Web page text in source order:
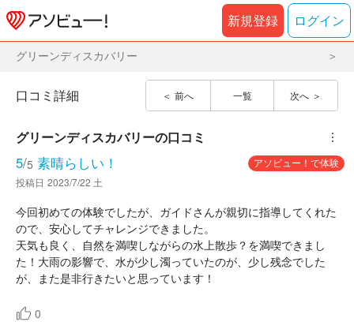
新規登録 ログイン
グリーンディスカバリー
前へ 一覧 次へ
口コミ詳細
グリーンディスカバリーの口コミ ︙
5/5 素晴らしい！
アソビュー！で体験
投稿日 2023/7/22 土
今回初めての体験でしたが、ガイドさんが親切に指導してくれた
ので、安心してチャレンジできました。
天気も良く、自然を満喫しながらの水上散歩？を満喫できまし
た！大雨の影響で、水が少し濁っていたのが、少し残念でした
が、また是非行きたいと思っています！
0